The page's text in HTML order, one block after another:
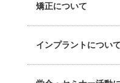
矯正について
インプラントについて